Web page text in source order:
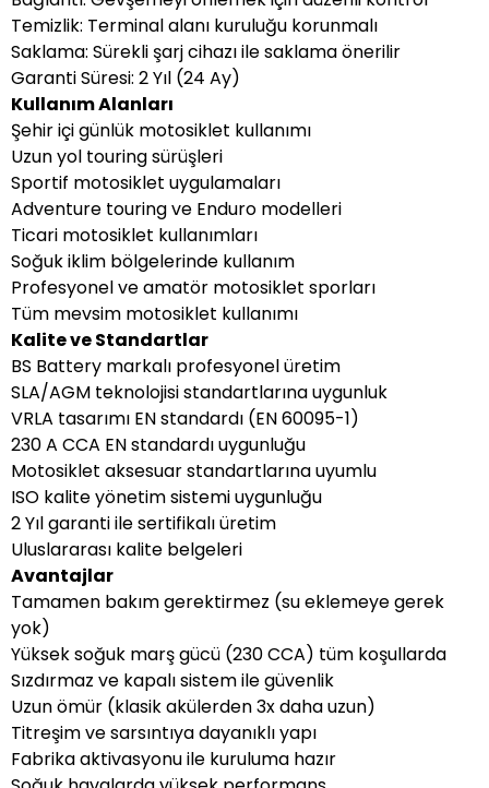
Temizlik: Terminal alanı kuruluğu korunmalı
Saklama: Sürekli şarj cihazı ile saklama önerilir
Garanti Süresi: 2 Yıl (24 Ay)
Kullanım Alanları
Şehir içi günlük motosiklet kullanımı
Uzun yol touring sürüşleri
Sportif motosiklet uygulamaları
Adventure touring ve Enduro modelleri
Ticari motosiklet kullanımları
Soğuk iklim bölgelerinde kullanım
Profesyonel ve amatör motosiklet sporları
Tüm mevsim motosiklet kullanımı
Kalite ve Standartlar
BS Battery markalı profesyonel üretim
SLA/AGM teknolojisi standartlarına uygunluk
VRLA tasarımı EN standardı (EN 60095-1)
230 A CCA EN standardı uygunluğu
Motosiklet aksesuar standartlarına uyumlu
ISO kalite yönetim sistemi uygunluğu
2 Yıl garanti ile sertifikalı üretim
Uluslararası kalite belgeleri
Avantajlar
Tamamen bakım gerektirmez (su eklemeye gerek
yok)
Yüksek soğuk marş gücü (230 CCA) tüm koşullarda
Sızdırmaz ve kapalı sistem ile güvenlik
Uzun ömür (klasik akülerden 3x daha uzun)
Titreşim ve sarsıntıya dayanıklı yapı
Fabrika aktivasyonu ile kuruluma hazır